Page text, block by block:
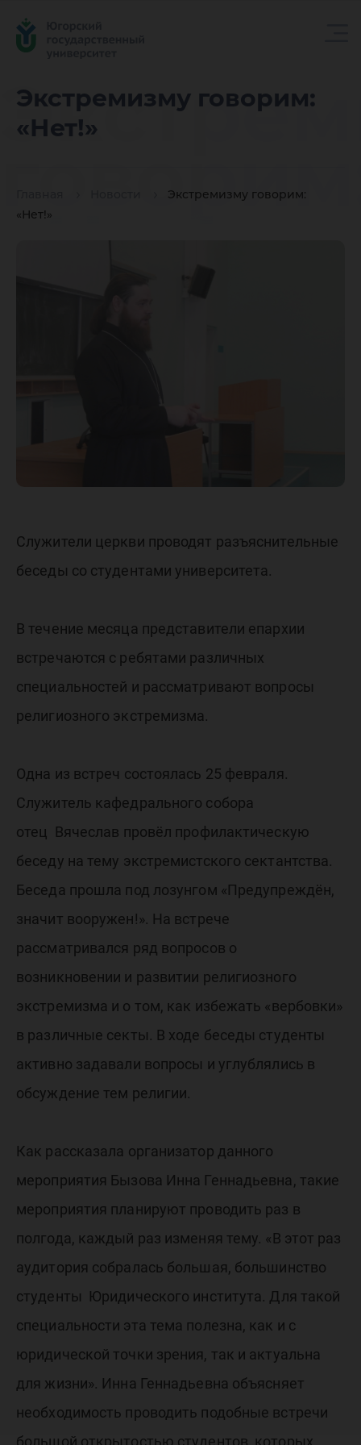
Экстремизму говорим:
«Нет!»
Экстремизму говорим:
«Нет!»
«Нет!»
Служители церкви проводят разъяснительные
беседы со студентами университета.
В течение месяца представители епархии
встречаются с ребятами различных
специальностей и рассматривают вопросы
религиозного экстремизма.
Одна из встреч состоялась 25 февраля.
Служитель кафедрального собора
отец Вячеслав провёл профилактическую
беседу на тему экстремистского сектантства.
Беседа прошла под лозунгом «Предупреждён,
значит вооружен!». На встрече
рассматривался ряд вопросов о
возникновении и развитии религиозного
экстремизма и о том, как избежать «вербовки»
в различные секты. В ходе беседы студенты
активно задавали вопросы и углублялись в
обсуждение тем религии.
Как рассказала организатор данного
мероприятия Бызова Инна Геннадьевна, такие
мероприятия планируют проводить раз в
полгода, каждый раз изменяя тему. «В этот раз
аудитория собралась большая, большинство
студенты Юридического института. Для такой
специальности эта тема полезна, как и с
юридической точки зрения, так и актуальна
для жизни». Инна Геннадьевна объясняет
необходимость проводить подобные встречи
большой открытостью студентов, которых,